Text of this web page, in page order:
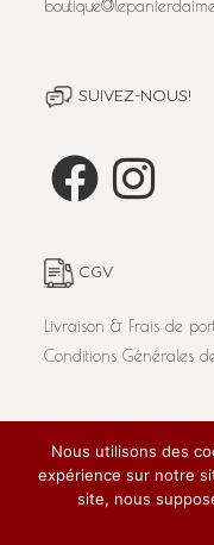
SUIVEZ-NOUS!
CGV
Livraison & Frais de
Conditions Générales
L'abus d'alcool est
Tous droits réservés
SUPER!pour
Nous utilisons des
expérience sur notre
site, nous